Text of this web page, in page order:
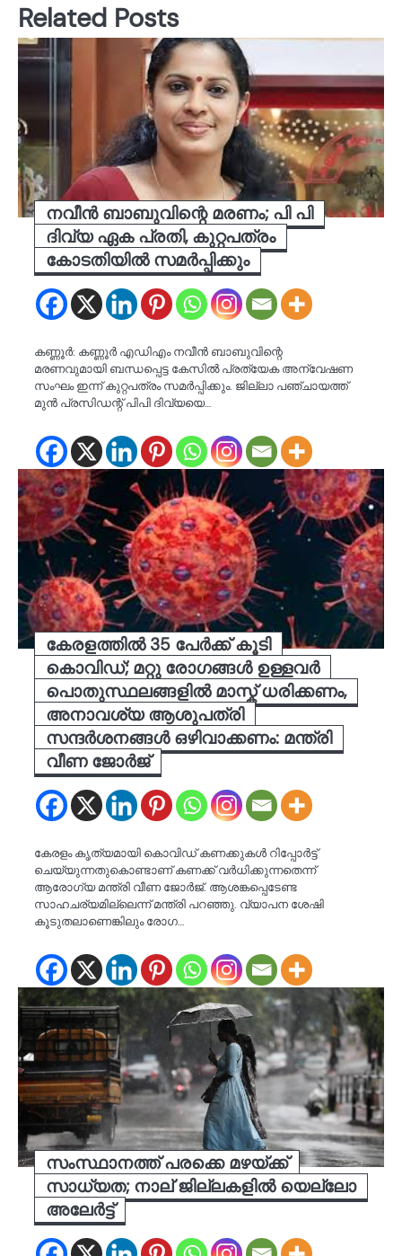
Related Posts
നവീന്‍ ബാബുവിന്റെ മരണം; പി പി
ദിവ്യ ഏക പ്രതി, കുറ്റപത്രം
കോടതിയില്‍ സമര്‍പ്പിക്കും
കണ്ണൂര്‍: കണ്ണൂര്‍ എഡിഎം നവീന്‍ ബാബുവിന്റെ
മരണവുമായി ബന്ധപ്പെട്ട കേസില്‍ പ്രത്യേക അന്വേഷണ
സംഘം ഇന്ന് കുറ്റപത്രം സമര്‍പ്പിക്കും. ജില്ലാ പഞ്ചായത്ത്
മുന്‍ പ്രസിഡന്റ് പിപി ദിവ്യയെ…
കേരളത്തിൽ 35 പേർക്ക് കൂടി
കൊവിഡ്; മറ്റു രോഗങ്ങൾ ഉള്ളവർ
പൊതുസ്ഥലങ്ങളിൽ മാസ്ക് ധരിക്കണം,
അനാവശ്യ ആശുപത്രി
സന്ദർശനങ്ങൾ ഒഴിവാക്കണം: മന്ത്രി
വീണ ജോർജ്
കേരളം കൃത്യമായി കൊവിഡ് കണക്കുകൾ റിപ്പോർട്ട്
ചെയ്യുന്നതുകൊണ്ടാണ് കണക്ക് വർധിക്കുന്നതെന്ന്
ആരോഗ്യ മന്ത്രി വീണ ജോർജ്. ആശങ്കപ്പെടേണ്ട
സാഹചര്യമില്ലെന്ന് മന്ത്രി പറഞ്ഞു. വ്യാപന ശേഷി
കൂടുതലാണെങ്കിലും രോഗ…
സംസ്ഥാനത്ത് പരക്കെ മഴയ്ക്ക്
സാധ്യത; നാല് ജില്ലകളിൽ യെല്ലോ
അലേർട്ട്